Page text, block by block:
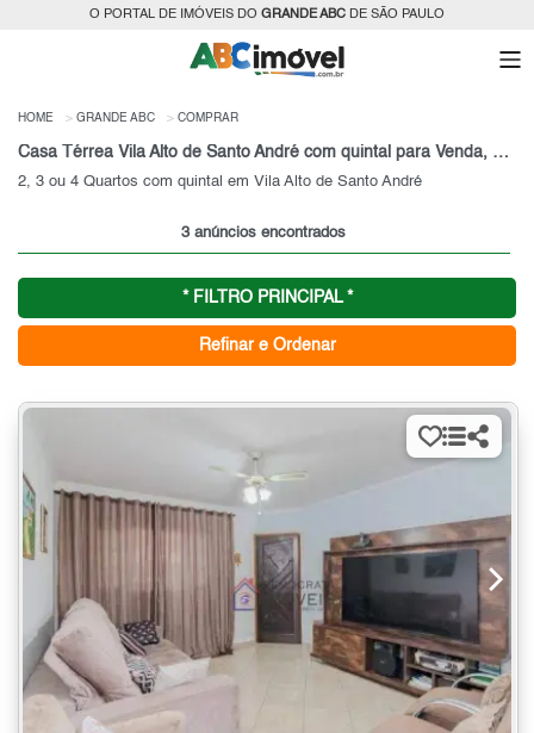
O PORTAL DE IMÓVEIS DO GRANDE ABC DE SÃO PAULO
HOME GRANDE ABC COMPRAR
Casa Térrea Vila Alto de Santo André com quintal para Venda, Grande ABC, SP
2, 3 ou 4 Quartos com quintal em Vila Alto de Santo André
3 anúncios encontrados
* FILTRO PRINCIPAL *
Refinar e Ordenar